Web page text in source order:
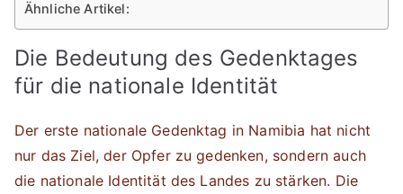
Ähnliche Artikel:
Die Bedeutung des Gedenktages
für die nationale Identität
Der erste nationale Gedenktag in Namibia hat nicht
nur das Ziel, der Opfer zu gedenken, sondern auch
die nationale Identität des Landes zu stärken. Die